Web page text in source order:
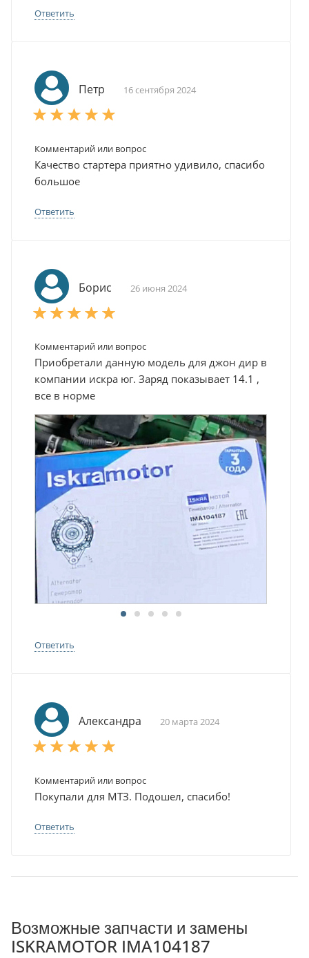
Ответить
Петр 16 сентября 2024
Комментарий или вопрос
Качество стартера приятно удивило, спасибо
большое
Ответить
Борис 26 июня 2024
Комментарий или вопрос
Приобретали данную модель для джон дир в
компании искра юг. Заряд показывает 14.1 ,
все в норме
Ответить
Александра 20 марта 2024
Комментарий или вопрос
Покупали для МТЗ. Подошел, спасибо!
Ответить
Возможные запчасти и замены
ISKRAMOTOR IMA104187